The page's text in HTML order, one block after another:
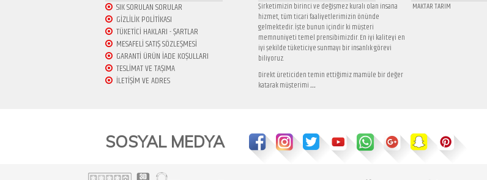
SIK SORULAN SORULAR
GİZLİLİK POLİTİKASI
TÜKETİCİ HAKLARI - ŞARTLAR
MESAFELİ SATIŞ SÖZLEŞMESİ
GARANTİ ÜRÜN İADE KOŞULLARI
TESLİMAT VE TAŞIMA
İLETİŞİM VE ADRES
Şirketimizin birinci ve değişmez kuralı olan insana
hizmet, tüm ticari faaliyetlerimizin önünde
gelmektedir. İşte bunun içindir ki müşteri
memnuniyeti temel prensibimizdir. En iyi kaliteyi en
iyi şekilde tüketiciye sunmayı bir insanlık görevi
biliyoruz.
Direkt üreticiden temin ettiğimiz mamüle bir değer
katarak müşterimi...
MAKTAR TARIM
SOSYAL MEDYA